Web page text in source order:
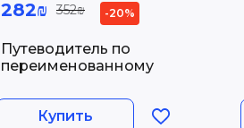
Путеводитель по
переименованному
282₪ 352₪ -20%
Купить